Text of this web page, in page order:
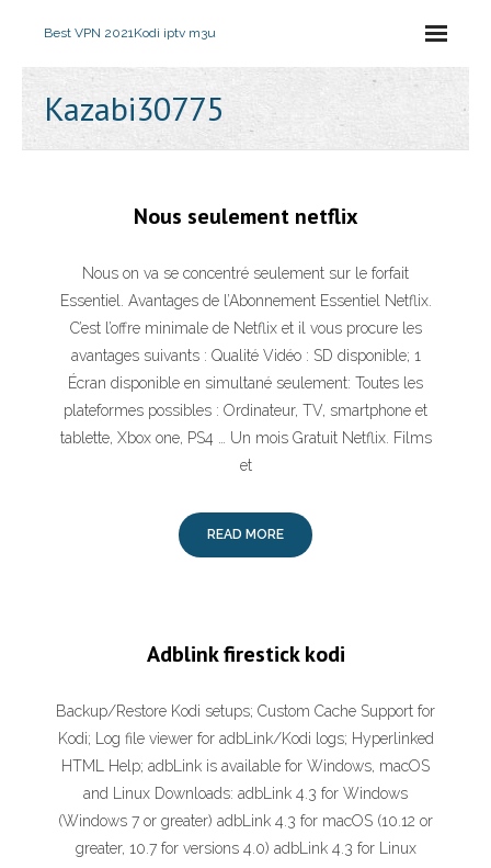
Best VPN 2021Kodi iptv m3u
Kazabi30775
Nous seulement netflix
Nous on va se concentré seulement sur le forfait
Essentiel. Avantages de l’Abonnement Essentiel Netflix.
C’est l’offre minimale de Netflix et il vous procure les
avantages suivants : Qualité Vidéo : SD disponible; 1
Écran disponible en simultané seulement: Toutes les
plateformes possibles : Ordinateur, TV, smartphone et
tablette, Xbox one, PS4 … Un mois Gratuit Netflix. Films
et
READ MORE
Adblink firestick kodi
Backup/Restore Kodi setups; Custom Cache Support for
Kodi; Log file viewer for adbLink/Kodi logs; Hyperlinked
HTML Help; adbLink is available for Windows, macOS
and Linux Downloads: adbLink 4.3 for Windows
(Windows 7 or greater) adbLink 4.3 for macOS (10.12 or
greater, 10.7 for versions 4.0) adbLink 4.3 for Linux